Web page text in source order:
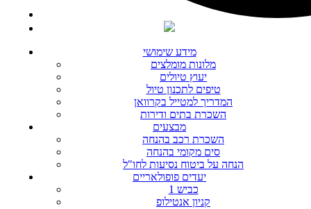
מידע שימושי
מלונות מומלצים
יעוץ טיולים
טיפים לתכנון טיול
המדריך למטייל בקרוואן
השכרת בתים ודירות
מבצעים
השכרת רכב בהנחה
סים מקומי בהנחה
הנחה על ביטוח נסיעות לחו"ל
יעדים פופולאריים
כביש 1
קניון אנטילופ